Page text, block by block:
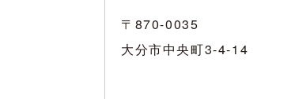
〒870-0035
大分市中央町3-4-14